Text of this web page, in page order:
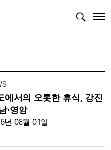
에서의 오롯한 휴식, 강진
·영암
년 08월 01일